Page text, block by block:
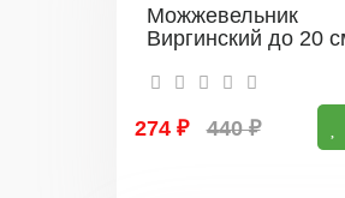
Можжевельник
Виргинский до 20
274 ₽ 440 ₽